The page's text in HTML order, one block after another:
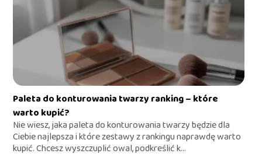
Paleta do konturowania twarzy ranking – które
warto kupić?
Nie wiesz, jaka paleta do konturowania twarzy będzie dla
Ciebie najlepsza i które zestawy z rankingu naprawdę warto
kupić. Chcesz wyszczuplić owal, podkreślić k...